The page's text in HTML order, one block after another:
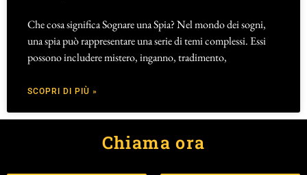
Che cosa significa Sognare una Spia? Nel mondo dei sogni,
una spia può rappresentare una serie di temi complessi. Essi
possono includere mistero, inganno, tradimento,
SCOPRI DI PIÙ »
Chiama ora